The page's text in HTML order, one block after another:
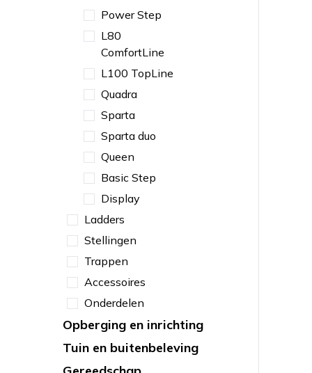
Power Step
L80
ComfortLine
L100 TopLine
Quadra
Sparta
Sparta duo
Queen
Basic Step
Display
Ladders
Stellingen
Trappen
Accessoires
Onderdelen
Opberging en inrichting
Tuin en buitenbeleving